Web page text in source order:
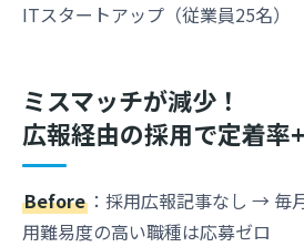
ITスタートアップ（従業員25名）
ミスマッチが減少！
広報経由の採用で定着率
Before ：採用広報記事なし → 毎
用難易度の高い職種は応募ゼロ